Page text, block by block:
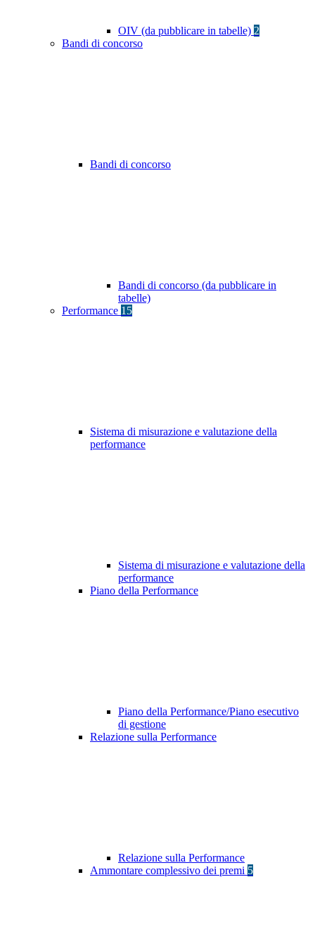
OIV (da pubblicare in tabelle) 2
Bandi di concorso
Bandi di concorso
Bandi di concorso (da pubblicare in
tabelle)
Performance 15
Sistema di misurazione e valutazione della
performance
Sistema di misurazione e valutazione della
performance
Piano della Performance
Piano della Performance/Piano esecutivo
di gestione
Relazione sulla Performance
Relazione sulla Performance
Ammontare complessivo dei premi 5